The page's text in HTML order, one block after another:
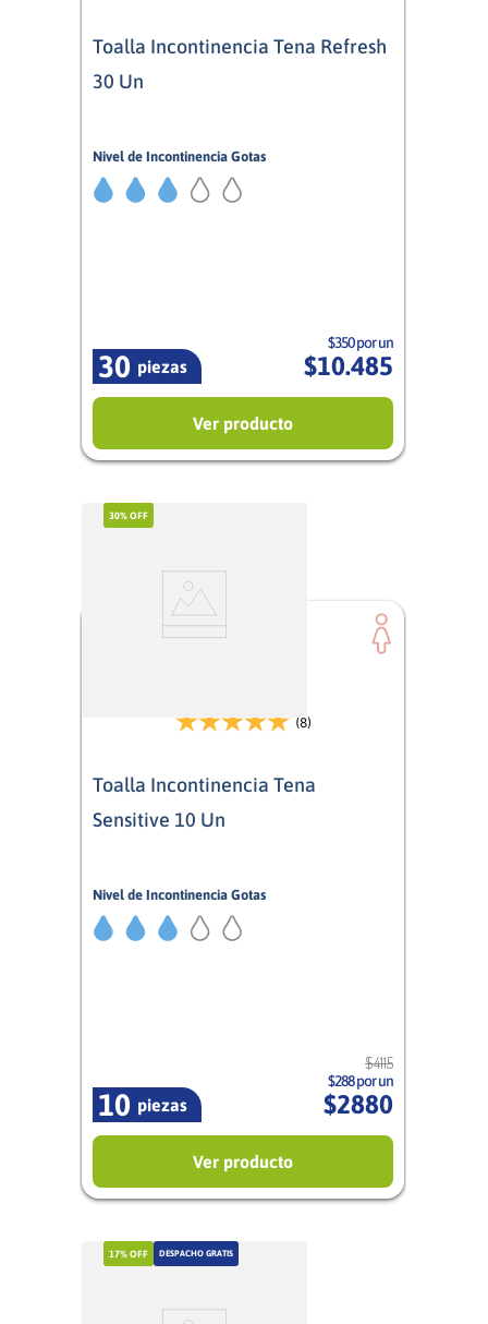
Toalla Incontinencia Tena Refresh
30 Un
Nivel de Incontinencia Gotas
3/5
piezas
30
$350 por un
$10.485
Ver producto
30% OFF
(8)
Toalla Incontinencia Tena
Sensitive 10 Un
Nivel de Incontinencia Gotas
3/5
piezas
10
$4115
$288 por un
$2880
Ver producto
17% OFF DESPACHO GRATIS